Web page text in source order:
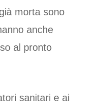
morta sono
anche
al pronto
sanitari e ai